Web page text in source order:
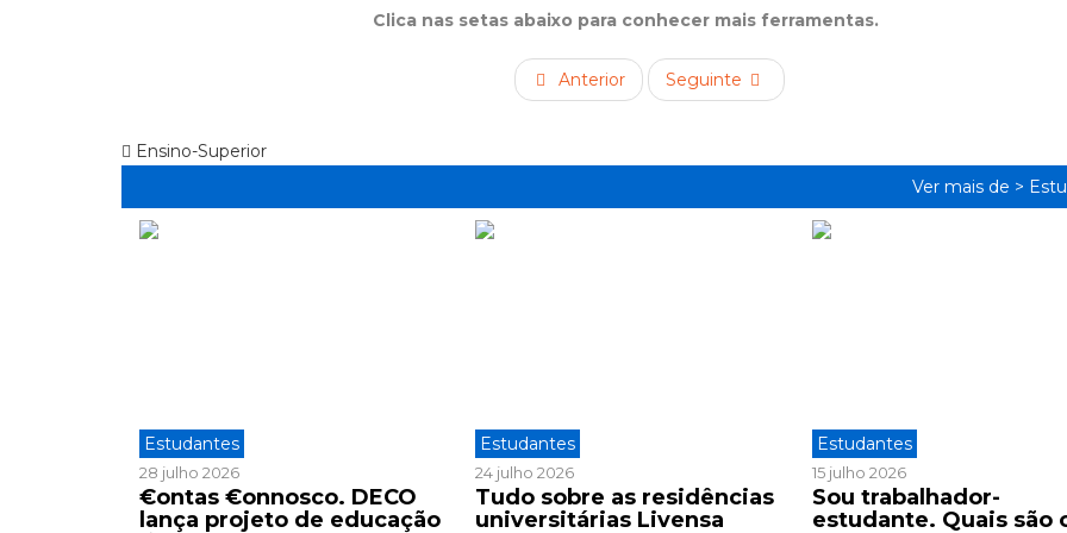
Clica nas setas abaixo para conhecer mais ferramentas.
Anterior Seguinte
Ensino-Superior
Ver mais de >
Estudantes
28 julho 2026
€ontas €onnosco. DECO
lança projeto de educação
Estudantes
24 julho 2026
Tudo sobre as residências
universitárias Livensa
Estudantes
15 julho 2026
Sou trabalhador-
estudante. Quais são